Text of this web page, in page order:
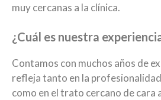
muy cercanas a la clínica.
¿Cuál es nuestra
Contamos con muchos años de
refleja tanto en la
como en el trato cercano de cara